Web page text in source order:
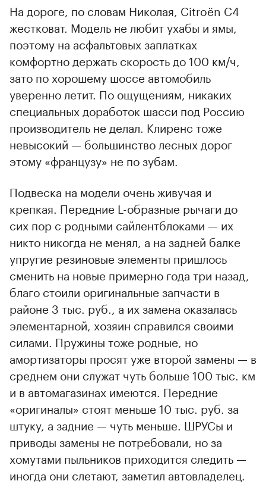
На дороге, по словам Николая, Citroёn С4
жестковат. Модель не любит ухабы и ямы,
поэтому на асфальтовых заплатках
комфортно держать скорость до 100 км/ч,
зато по хорошему шоссе автомобиль
уверенно летит. По ощущениям, никаких
специальных доработок шасси под Россию
производитель не делал. Клиренс тоже
невысокий — большинство лесных дорог
этому «французу» не по зубам.
Подвеска на модели очень живучая и
крепкая. Передние L-образные рычаги до
сих пор с родными сайлентблоками — их
никто никогда не менял, а на задней балке
упругие резиновые элементы пришлось
сменить на новые примерно года три назад,
благо стоили оригинальные запчасти в
районе 3 тыс. руб., а их замена оказалась
элементарной, хозяин справился своими
силами. Пружины тоже родные, но
амортизаторы просят уже второй замены — в
среднем они служат чуть больше 100 тыс. км
и в автомагазинах имеются. Передние
«оригиналы» стоят меньше 10 тыс. руб. за
штуку, а задние — чуть меньше. ШРУСы и
приводы замены не потребовали, но за
хомутами пыльников приходится следить —
иногда они слетают, заметил автовладелец.